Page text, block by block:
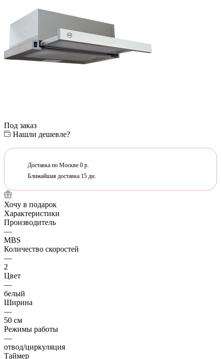
Под заказ
Нашли дешевле?
Доставка по Москве 0 р.
Ближайшая доставка 15 дн.
Хочу в подарок
Характеристики
Производитель
—
MBS
Количество скоростей
—
2
Цвет
—
белый
Ширина
—
50 см
Режимы работы
—
отвод/циркуляция
Таймер